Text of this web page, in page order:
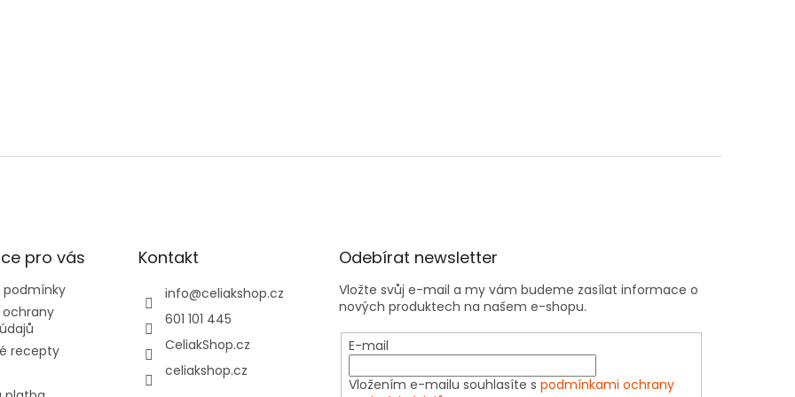
pro vás
recepty
Kontakt
info@celiakshop.cz
601 101 445
CeliakShop.cz
celiakshop.cz
Odebírat newsletter
Vložte svůj e-mail a my vám budeme zasílat informace o
nových produktech na našem e-shopu.
E-mail
Vložením e-mailu souhlasíte spodmínkami ochrany